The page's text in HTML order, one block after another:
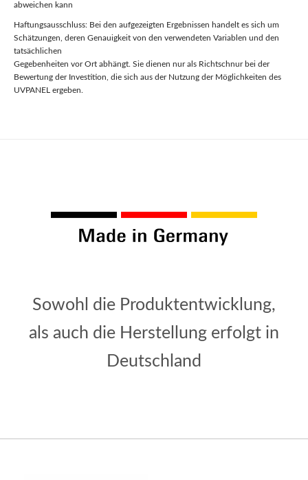
abweichen kann
Haftungsausschluss: Bei den aufgezeigten Ergebnissen handelt es sich um
Schätzungen, deren Genauigkeit von den verwendeten Variablen und den
tatsächlichen
Gegebenheiten vor Ort abhängt. Sie dienen nur als Richtschnur bei der
Bewertung der Investition, die sich aus der Nutzung der Möglichkeiten des
UVPANEL ergeben.
Sowohl die Produktentwicklung,
als auch die Herstellung erfolgt in
Deutschland